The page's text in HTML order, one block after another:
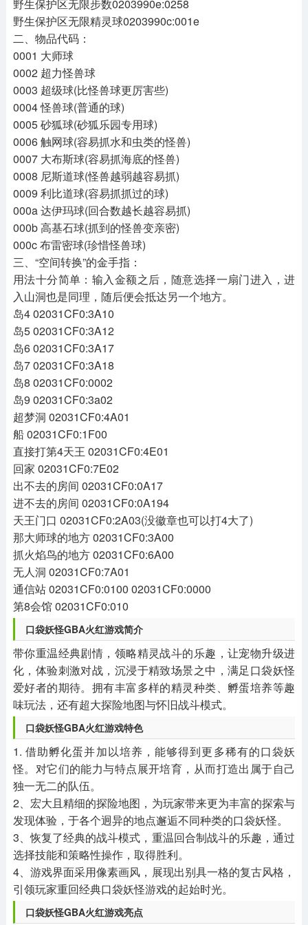
野生保护区无限步数0203990e:0258
野生保护区无限精灵球0203990c:001e
二、物品代码：
0001 大师球
0002 超力怪兽球
0003 超级球(比怪兽球更厉害些)
0004 怪兽球(普通的球)
0005 砂狐球(砂狐乐园专用球)
0006 触网球(容易抓水和虫类的怪兽)
0007 大布斯球(容易抓海底的怪兽)
0008 尼斯道球(怪兽越弱越容易抓)
0009 利比道球(容易抓抓过的球)
000a 达伊玛球(回合数越长越容易抓)
000b 高基石球(抓到的怪兽变亲密)
000c 布雷密球(珍惜怪兽球)
三、“空间转换”的金手指：
用法十分简单：输入金额之后，随意选择一扇门进入，进
入山洞也是同理，随后便会抵达另一个地方。
岛4 02031CF0:3A10
岛5 02031CF0:3A12
岛6 02031CF0:3A17
岛7 02031CF0:3A18
岛8 02031CF0:0002
岛9 02031CF0:3a02
超梦洞 02031CF0:4A01
船 02031CF0:1F00
直接打第4天王 02031CF0:4E01
回家 02031CF0:7E02
出不去的房间 02031CF0:0A17
进不去的房间 02031CF0:0A194
天王门口 02031CF0:2A03(没徽章也可以打4大了)
那大师球的地方 02031CF0:3A00
抓火焰鸟的地方 02031CF0:6A00
无人洞 02031CF0:7A01
通信站 02031CF0:0100 02031CF0:0000
第8会馆 02031CF0:010
口袋妖怪GBA火红游戏简介
带你重温经典剧情，领略精灵战斗的乐趣，让宠物升级进
化，体验刺激对战，沉浸于精致场景之中，满足口袋妖怪
爱好者的期待。拥有丰富多样的精灵种类、孵蛋培养等趣
味玩法，还有超大探险地图与怀旧战斗模式。
口袋妖怪GBA火红游戏特色
1. 借助孵化蛋并加以培养，能够得到更多稀有的口袋妖
怪。对它们的能力与特点展开培育，从而打造出属于自己
独一无二的队伍。
2、宏大且精细的探险地图，为玩家带来更为丰富的探索与
发现体验，于各个迥异的地点邂逅不同种类的口袋妖怪。
3、恢复了经典的战斗模式，重温回合制战斗的乐趣，通过
选择技能和策略性操作，取得胜利。
4、游戏界面采用像素画风，展现出别具一格的复古风格，
引领玩家重回经典口袋妖怪游戏的起始时光。
口袋妖怪GBA火红游戏亮点